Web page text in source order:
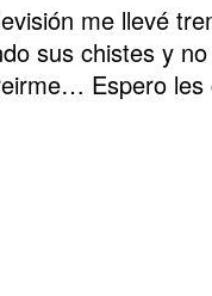
me llevé
sus chistes y
Espero